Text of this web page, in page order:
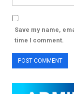
Save my name,
time I comment.